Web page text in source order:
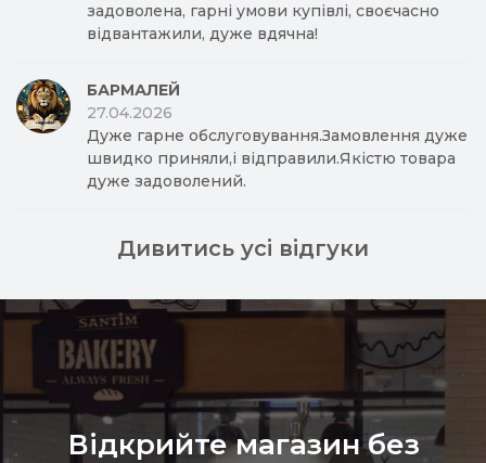
задоволена, гарні умови купівлі, своєчасно
відвантажили, дуже вдячна!
БАРМАЛЕЙ
27.04.2026
Дуже гарне обслуговування.Замовлення дуже
швидко приняли,і відправили.Якістю товара
дуже задоволений.
Дивитись усі відгуки
Відкрийте магазин без